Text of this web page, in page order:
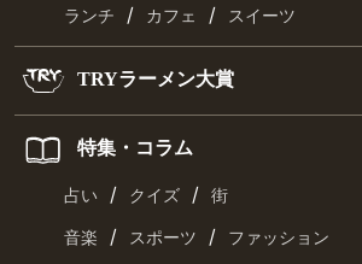
ランチ / カフェ / スイーツ
TRYラーメン大賞
特集・コラム
占い / クイズ / 街
音楽 / スポーツ / ファッション